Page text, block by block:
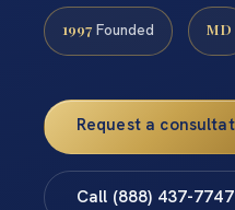
1997 Founded MD
Request a
Call (888) 437-7747